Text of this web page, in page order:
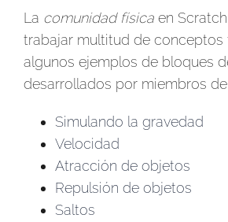
La comunidad física en
trabajar multitud de
algunos ejemplos de bloques
desarrollados por miembros
Simulando la gravedad
Velocidad
Atracción de objetos
Repulsión de objetos
Saltos